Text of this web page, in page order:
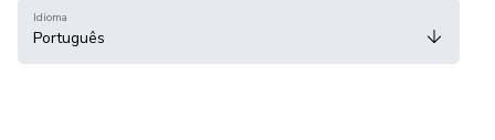
Idioma
Português